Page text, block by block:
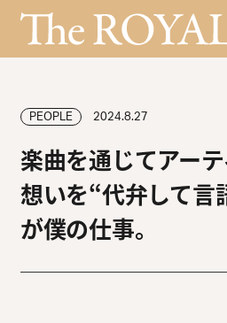
PEOPLE 2024.8.27
楽曲を通じてアー
想いを“代弁して言
が僕の仕事。